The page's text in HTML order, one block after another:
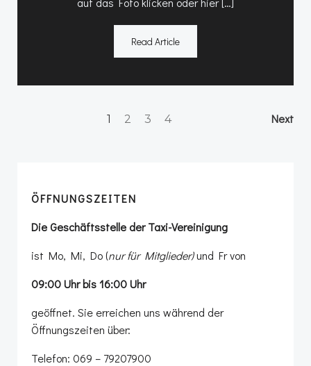
Read Article
Page
1 Page
2 Page
3 Page
4 Next
ÖFFNUNGSZEITEN
Die Geschäftsstelle der Taxi-Vereinigung
ist Mo, Mi, Do (nur für Mitglieder)und Fr von
09:00 Uhr bis 16:00 Uhr
geöffnet. Sie erreichen uns während der
Öffnungszeiten über:
Telefon: 069 – 79207900